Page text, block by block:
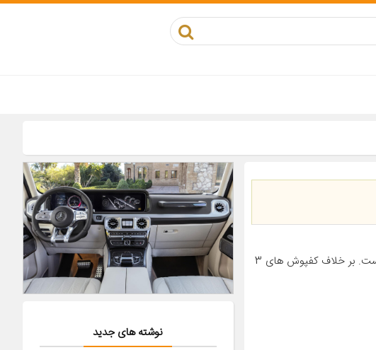
معرفی محصول کفپوش فوق مناسب برای خودروی ام وی ام X22است. بر خلاف کفپوش های 3
نوشته های جدید